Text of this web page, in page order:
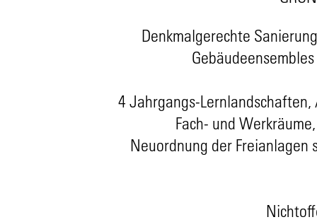
Denkmalgerechte
4 Jahrgangs-
Fach- und
Neuordnung der Freianlagen